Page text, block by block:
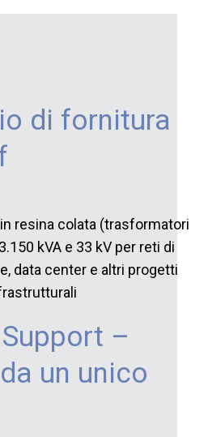
di fornitura
resina colata (trasformatori
kVA e 33 kV per reti di
data center e altri progetti
–
un unico